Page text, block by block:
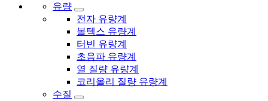
유량
전자 유량계
볼텍스 유량계
터빈 유량계
초음파 유량계
열 질량 유량계
코리올리 질량 유량계
수질